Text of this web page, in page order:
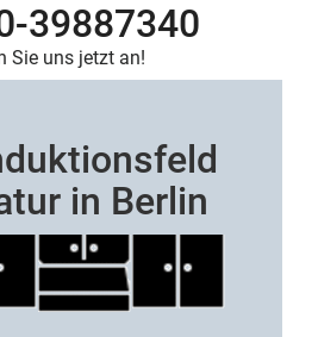
39887340
Sie uns jetzt an!
in Berlin